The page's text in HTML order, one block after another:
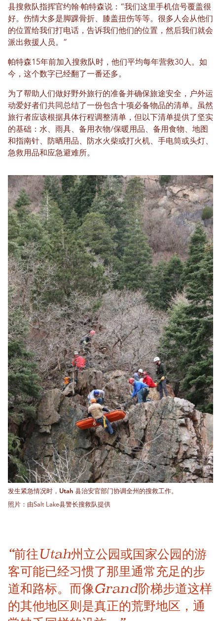
县搜救队指挥官约翰·帕特森说：“我们这里手机信号覆盖很
好。伤情大多是脚踝骨折、膝盖扭伤等等。很多人会从他们
的位置给我们打电话，告诉我们他们的位置，然后我们就会
派出救援人员。”
帕特森15年前加入搜救队时，他们平均每年营救30人。如
今，这个数字已经翻了一番还多。
为了帮助人们做好野外旅行的准备并确保旅途安全，户外运
动爱好者们共同总结了一份包含十项必备物品的清单。虽然
旅行者应该根据具体行程调整清单，但以下清单提供了坚实
的基础：水、雨具、备用衣物/保暖用品、备用食物、地图
和指南针、防晒用品、防水火柴或打火机、手电筒或头灯、
急救用品和应急避难所。
发生紧急情况时，Utah 县治安官部门协调全州的搜救工作。
照片：由Salt Lake县警长搜救队提供
“前往Utah州立公园或国家公园的游
客可能已经习惯了那里通常充足的步
道和路标。而像Grand阶梯步道这样
的其他地区则是真正的荒野地区，通